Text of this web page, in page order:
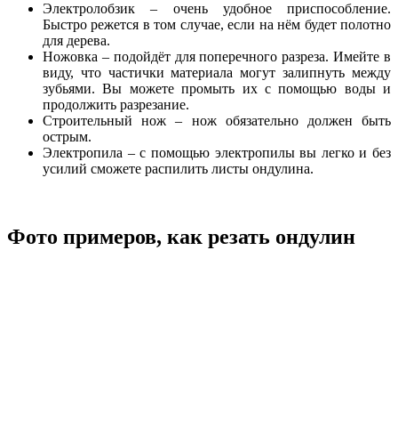
Электролобзик – очень удобное приспособление.
Быстро режется в том случае, если на нём будет полотно
для дерева.
Ножовка – подойдёт для поперечного разреза. Имейте в
виду, что частички материала могут залипнуть между
зубьями. Вы можете промыть их с помощью воды и
продолжить разрезание.
Строительный нож – нож обязательно должен быть
острым.
Электропила – с помощью электропилы вы легко и без
усилий сможете распилить листы ондулина.
Фото примеров, как резать ондулин